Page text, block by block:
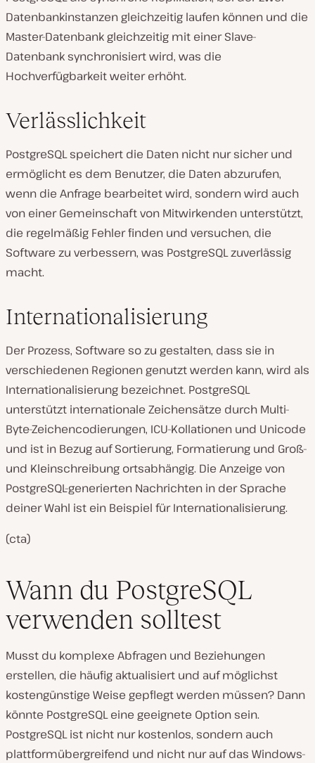
Datenbankinstanzen gleichzeitig laufen können und die
Master-Datenbank gleichzeitig mit einer Slave-
Datenbank synchronisiert wird, was die
Hochverfügbarkeit weiter erhöht.
Verlässlichkeit
PostgreSQL speichert die Daten nicht nur sicher und
ermöglicht es dem Benutzer, die Daten abzurufen,
wenn die Anfrage bearbeitet wird, sondern wird auch
von einer Gemeinschaft von Mitwirkenden unterstützt,
die regelmäßig Fehler finden und versuchen, die
Software zu verbessern, was PostgreSQL zuverlässig
macht.
Internationalisierung
Der Prozess, Software so zu gestalten, dass sie in
verschiedenen Regionen genutzt werden kann, wird als
Internationalisierung bezeichnet. PostgreSQL
unterstützt internationale Zeichensätze durch Multi-
Byte-Zeichencodierungen, ICU-Kollationen und Unicode
und ist in Bezug auf Sortierung, Formatierung und Groß-
und Kleinschreibung ortsabhängig. Die Anzeige von
PostgreSQL-generierten Nachrichten in der Sprache
deiner Wahl ist ein Beispiel für Internationalisierung.
(cta)
Wann du PostgreSQL
verwenden solltest
Musst du komplexe Abfragen und Beziehungen
erstellen, die häufig aktualisiert und auf möglichst
kostengünstige Weise gepflegt werden müssen? Dann
könnte PostgreSQL eine geeignete Option sein.
PostgreSQL ist nicht nur kostenlos, sondern auch
plattformübergreifend und nicht nur auf das Windows-